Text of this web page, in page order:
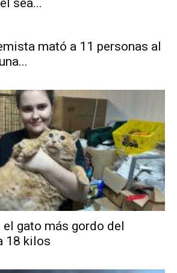
mató a 11 personas al
el gato más gordo del
18 kilos